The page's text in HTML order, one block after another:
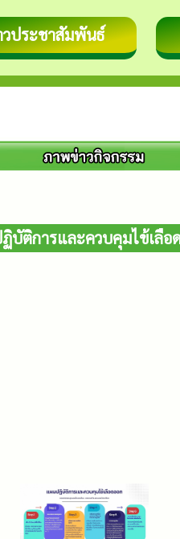
วประชาสัมพันธ์
บัติการและควบคุมไข้เลือ